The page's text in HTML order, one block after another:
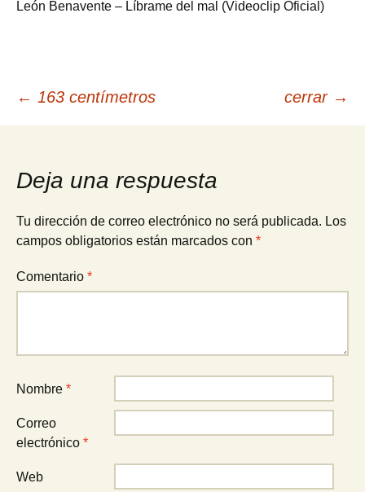
León Benavente – Líbrame del mal (Videoclip Oficial)
Navegación
de
entradas
← 163 centímetros cerrar →
Deja una respuesta
Tu dirección de correo electrónico no será publicada. Los
campos obligatorios están marcados con *
Comentario *
Nombre *
Correo
electrónico *
Web